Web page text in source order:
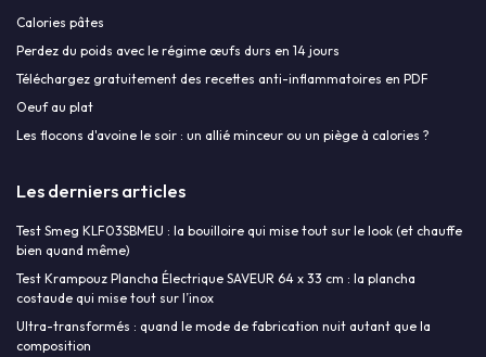
Calories pâtes
Perdez du poids avec le régime œufs durs en 14 jours
Téléchargez gratuitement des recettes anti-inflammatoires en PDF
Oeuf au plat
Les flocons d'avoine le soir : un allié minceur ou un piège à calories ?
Les derniers articles
Test Smeg KLF03SBMEU : la bouilloire qui mise tout sur le look (et chauffe
bien quand même)
Test Krampouz Plancha Électrique SAVEUR 64 x 33 cm : la plancha
costaude qui mise tout sur l’inox
Ultra-transformés : quand le mode de fabrication nuit autant que la
composition